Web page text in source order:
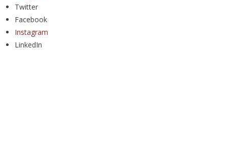
Twitter
Facebook
Instagram
LinkedIn